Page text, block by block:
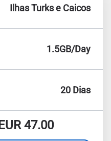
Ilhas Turks e Caicos
1.5GB/Day
20 Dias
EUR47.00